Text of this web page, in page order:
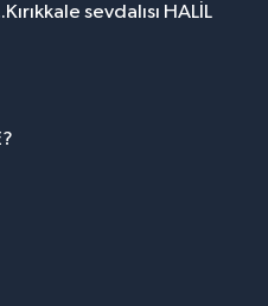
sevdalısı HALİL